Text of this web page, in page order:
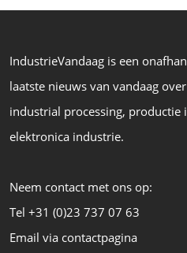
IndustrieVandaag is een
laatste nieuws van vandaag
industrial processing, productie
elektronica industrie.
Neem contact met ons op:
Tel +31 (0)23 737 07 63
Email via contactpagina